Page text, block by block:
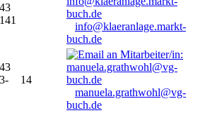
info@klaeranlage.markt-
buch.de
14
manuela.grathwohl@vg-
buch.de